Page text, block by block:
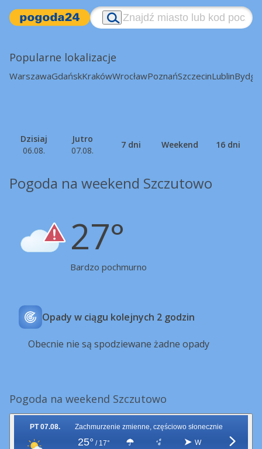
Popularne lokalizacje
WarszawaGdańskKrakówWrocławPoznańSzczecinLublin
Dzisiaj
06.08.
Jutro
07.08.
7 dni Weekend 16 dni
Pogoda na weekend Szczutowo
27°
Bardzo pochmurno
Opady w ciągu kolejnych 2 godzin
Obecnie nie są spodziewane żadne opady
Pogoda na weekend Szczutowo
PT 07.08. Zachmurzenie zmienne, częściowo słonecznie
25° / 17°
W